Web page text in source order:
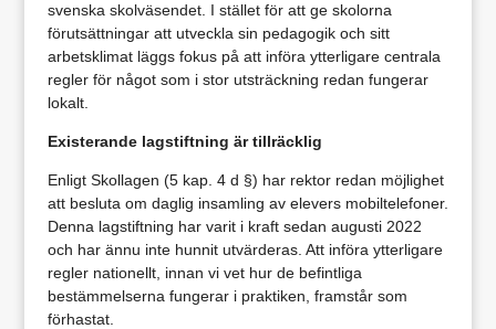
svenska skolväsendet. I stället för att ge skolorna
förutsättningar att utveckla sin pedagogik och sitt
arbetsklimat läggs fokus på att införa ytterligare centrala
regler för något som i stor utsträckning redan fungerar
lokalt.
Existerande lagstiftning är tillräcklig
Enligt Skollagen (5 kap. 4 d §) har rektor redan möjlighet
att besluta om daglig insamling av elevers mobiltelefoner.
Denna lagstiftning har varit i kraft sedan augusti 2022
och har ännu inte hunnit utvärderas. Att införa ytterligare
regler nationellt, innan vi vet hur de befintliga
bestämmelserna fungerar i praktiken, framstår som
förhastat.